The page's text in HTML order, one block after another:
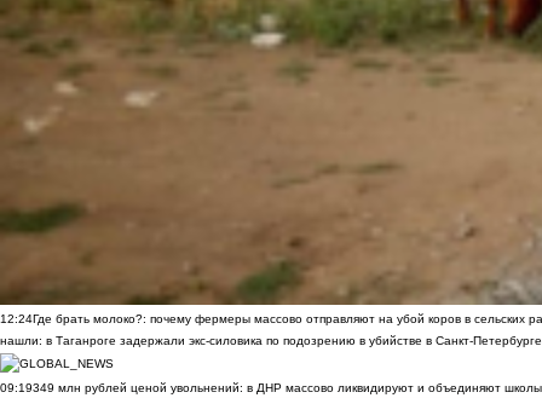
12:24Где брать молоко?: почему фермеры массово отправляют на убой коров в сельских
нашли: в Таганроге задержали экс-силовика по подозрению в убийстве в Санкт-Петербурге
09:19349 млн рублей ценой увольнений: в ДНР массово ликвидируют и объединяют